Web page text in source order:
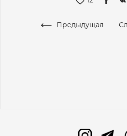
Предыдущая